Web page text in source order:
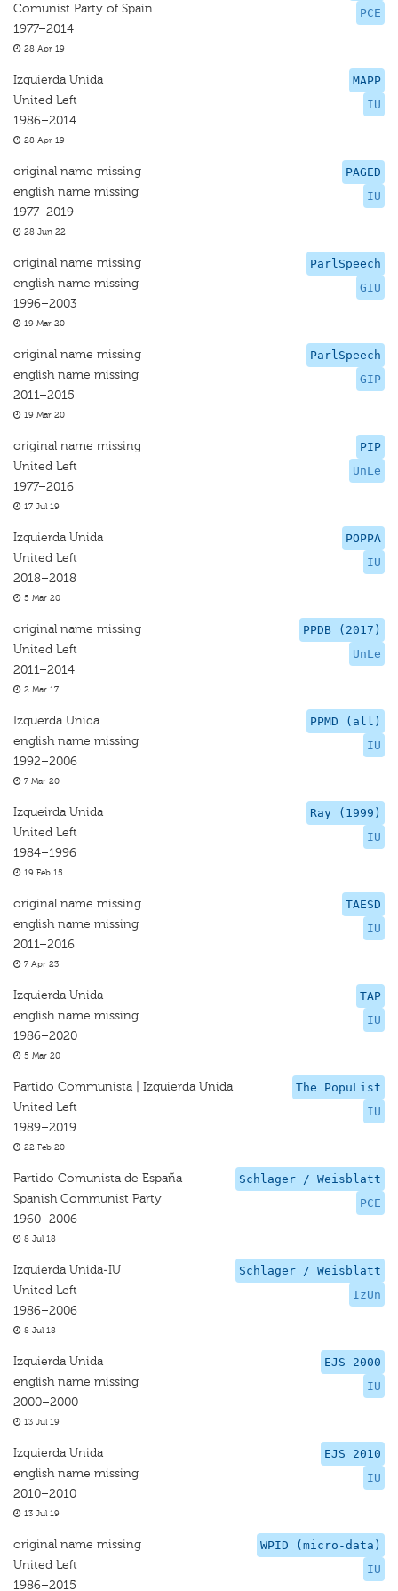
PCE
Comunist Party of Spain
1977–2014
28 Apr 19
MAPP
IU
Izquierda Unida
United Left
1986–2014
28 Apr 19
PAGED
IU
original name missing
english name missing
1977–2019
28 Jun 22
ParlSpeech
GIU
original name missing
english name missing
1996–2003
19 Mar 20
ParlSpeech
GIP
original name missing
english name missing
2011–2015
19 Mar 20
PIP
UnLe
original name missing
United Left
1977–2016
17 Jul 19
POPPA
IU
Izquierda Unida
United Left
2018–2018
5 Mar 20
PPDB (2017)
UnLe
original name missing
United Left
2011–2014
2 Mar 17
PPMD (all)
IU
Izquerda Unida
english name missing
1992–2006
7 Mar 20
Ray (1999)
IU
Izqueirda Unida
United Left
1984–1996
19 Feb 15
TAESD
IU
original name missing
english name missing
2011–2016
7 Apr 23
TAP
IU
Izquierda Unida
english name missing
1986–2020
5 Mar 20
The PopuList
IU
Partido Communista | Izquierda Unida
United Left
1989–2019
22 Feb 20
Schlager / Weisblatt
PCE
Partido Comunista de España
Spanish Communist Party
1960–2006
8 Jul 18
Schlager / Weisblatt
IzUn
Izquierda Unida-IU
United Left
1986–2006
8 Jul 18
EJS 2000
IU
Izquierda Unida
english name missing
2000–2000
13 Jul 19
EJS 2010
IU
Izquierda Unida
english name missing
2010–2010
13 Jul 19
WPID (micro-data)
IU
original name missing
United Left
1986–2015